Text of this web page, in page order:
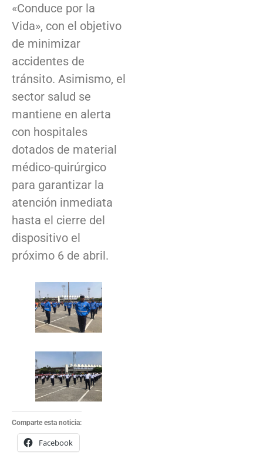
«Conduce por la
Vida», con el objetivo
de minimizar
accidentes de
tránsito. Asimismo, el
sector salud se
mantiene en alerta
con hospitales
dotados de material
médico-quirúrgico
para garantizar la
atención inmediata
hasta el cierre del
dispositivo el
próximo 6 de abril.
Comparte esta noticia:
Facebook